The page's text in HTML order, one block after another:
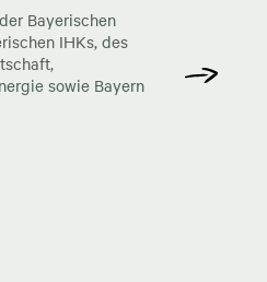
der Bayerischen
IHKs, des
sowie Bayern